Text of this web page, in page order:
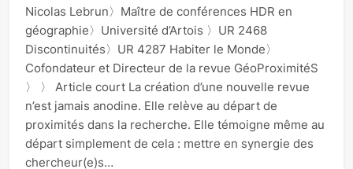
Nicolas Lebrun〉Maître de conférences HDR en
géographie〉Université d’Artois 〉UR 2468
Discontinuités〉UR 4287 Habiter le Monde〉
Cofondateur et Directeur de la revue GéoProximitéS
〉 〉 Article court La création d’une nouvelle revue
n’est jamais anodine. Elle relève au départ de
proximités dans la recherche. Elle témoigne même au
départ simplement de cela : mettre en synergie des
chercheur(e)s…